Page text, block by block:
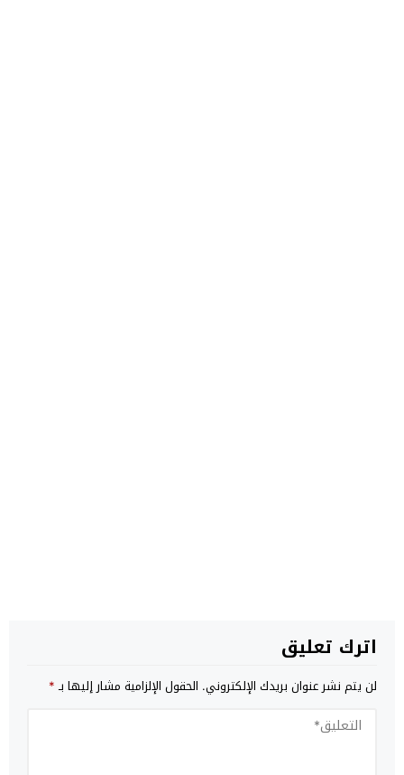
اترك تعليق
لن يتم نشر عنوان بريدك الإلكتروني. الحقول الإلزامية مشار إليها بـ*